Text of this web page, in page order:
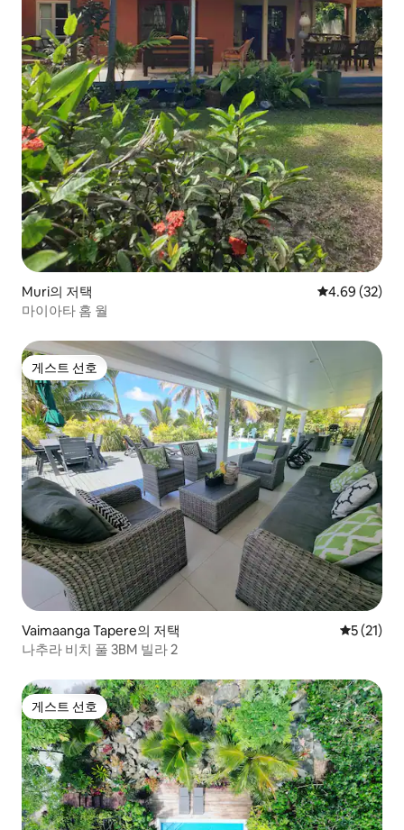
Muri의 저택 평점 4.69점(5
4.69 (32)
마이아타 홈 월
게스트 선호
게스트 선호
Vaimaanga Tapere의 저택 평점 5점
5 (21)
나추라 비치 풀 3BM 빌라 2
게스트 선호
게스트 선호